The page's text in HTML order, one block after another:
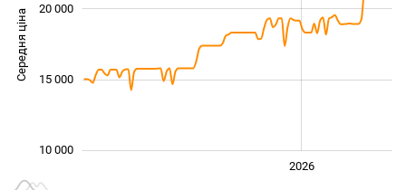
Середня ціна
10 000
20 000
15 000
2026